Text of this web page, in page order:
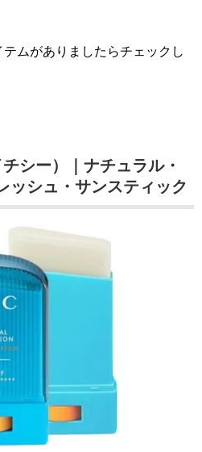
ムがありましたらチェックし
シー）｜ナチュラル・
ッシュ・サンスティック